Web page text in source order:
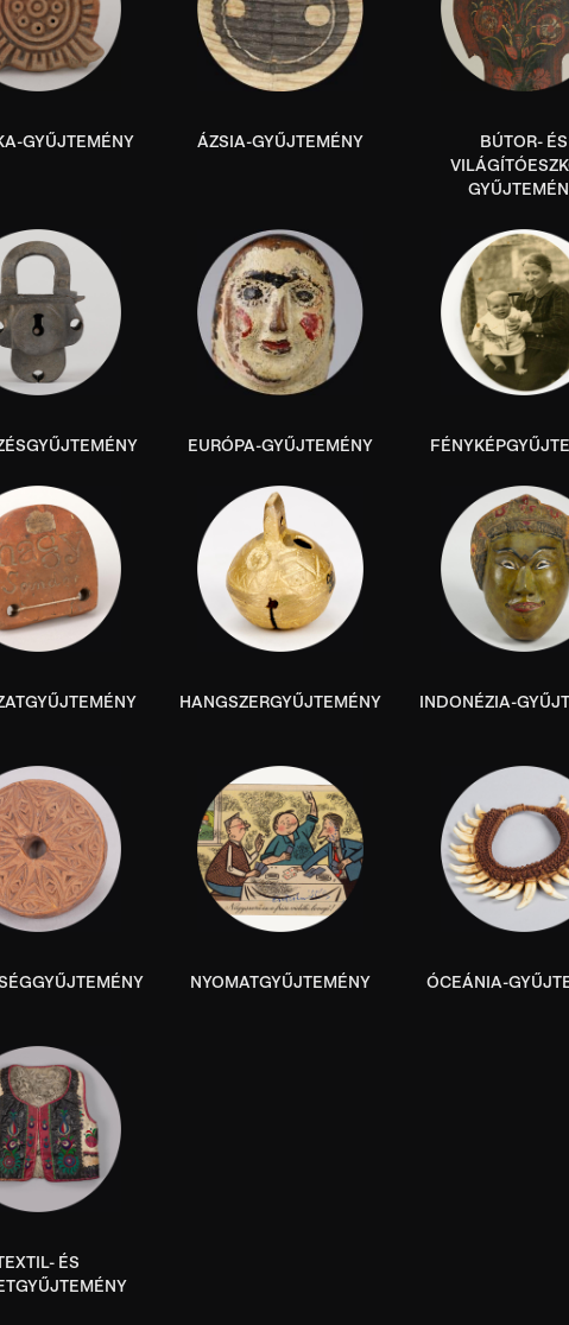
GYŰJTEMÉNY ÁZSIA-GYŰJTEMÉNY
BÚTOR- ÉS
EURÓPA-GYŰJTEMÉNY
HANGSZERGYŰJTEMÉNY INDONÉZIA-
NYOMATGYŰJTEMÉNY ÓCEÁNIA-
ÉS